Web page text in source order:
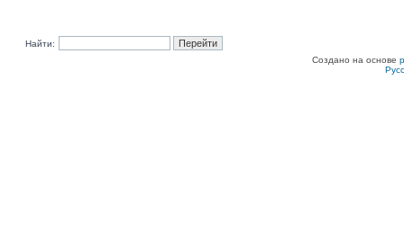
Найти:
Создано на основе